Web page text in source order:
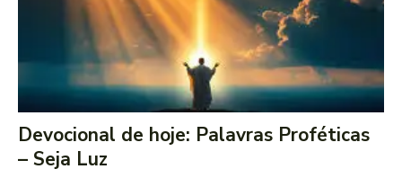
Devocional de hoje: Palavras Proféticas
– Seja Luz